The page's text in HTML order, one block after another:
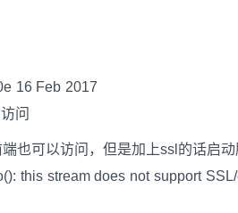
16 Feb 2017
问
也可以访问，但是加上ssl的话启动
this stream does not support